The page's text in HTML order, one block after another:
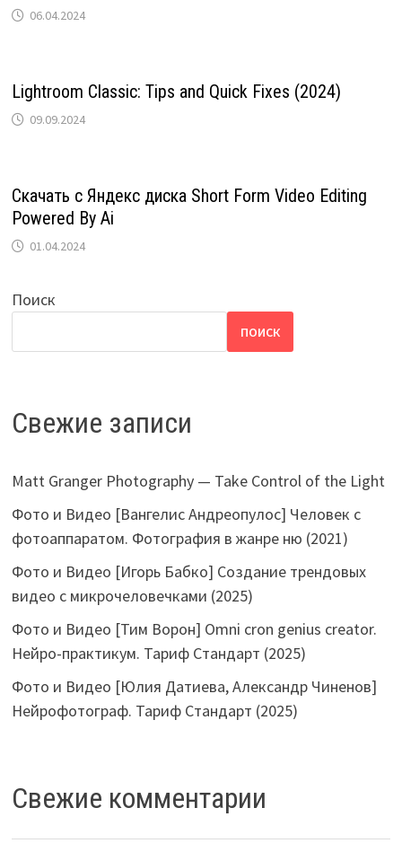
06.04.2024
Lightroom Classic: Tips and Quick Fixes (2024)
09.09.2024
Скачать с Яндекс диска Short Form Video Editing
Powered By Ai
01.04.2024
Поиск
ПОИСК
Свежие записи
Matt Granger Photography — Take Control of the Light
Фото и Видео [Вангелис Андреопулос] Человек с
фотоаппаратом. Фотография в жанре ню (2021)
Фото и Видео [Игорь Бабко] Создание трендовых
видео с микрочеловечками (2025)
Фото и Видео [Тим Ворон] Omni cron genius creator.
Нейро-практикум. Тариф Стандарт (2025)
Фото и Видео [Юлия Датиева, Александр Чиненов]
Нейрофотограф. Тариф Стандарт (2025)
Свежие комментарии